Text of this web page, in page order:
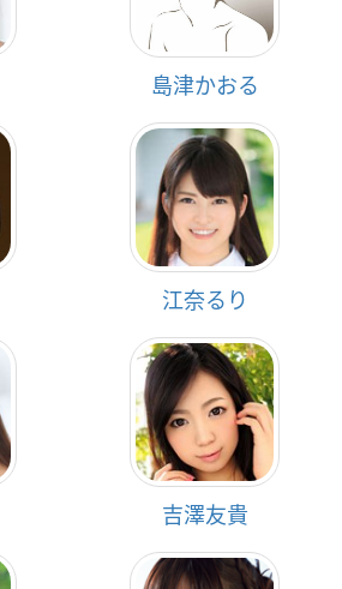
島津かおる
江奈るり
吉澤友貴